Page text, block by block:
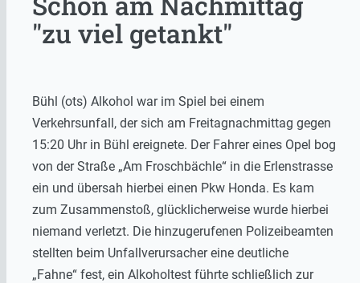
"zu viel getankt"
Bühl (ots) Alkohol war im Spiel bei einem
Verkehrsunfall, der sich am Freitagnachmittag gegen
15:20 Uhr in Bühl ereignete. Der Fahrer eines Opel bog
von der Straße „Am Froschbächle“ in die Erlenstrasse
ein und übersah hierbei einen Pkw Honda. Es kam
zum Zusammenstoß, glücklicherweise wurde hierbei
niemand verletzt. Die hinzugerufenen Polizeibeamten
stellten beim Unfallverursacher eine deutliche
„Fahne“ fest, ein Alkoholtest führte schließlich zur